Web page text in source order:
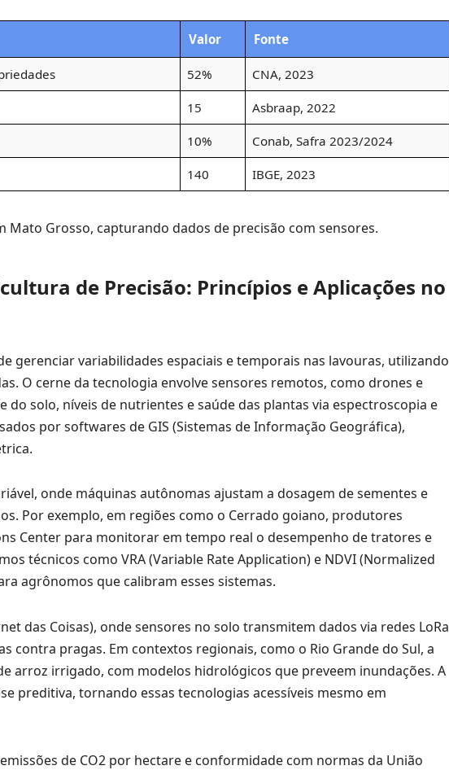
Valor Fonte
52% CNA, 2023
15 Asbraap, 2022
10% Conab, Safra 2023/2024
140 IBGE, 2023
Grosso, capturando dados de precisão com sensores.
de Precisão: Princípios e Aplicações no
gerenciar variabilidades espaciais e temporais nas lavouras, utilizando
O cerne da tecnologia envolve sensores remotos, como drones e
solo, níveis de nutrientes e saúde das plantas via espectroscopia e
por softwares de GIS (Sistemas de Informação Geográfica),
onde máquinas autônomas ajustam a dosagem de sementes e
Por exemplo, em regiões como o Cerrado goiano, produtores
Center para monitorar em tempo real o desempenho de tratores e
técnicos como VRA (Variable Rate Application) e NDVI (Normalized
agrônomos que calibram esses sistemas.
das Coisas), onde sensores no solo transmitem dados via redes LoRa
contra pragas. Em contextos regionais, como o Rio Grande do Sul, a
arroz irrigado, com modelos hidrológicos que preveem inundações. A
preditiva, tornando essas tecnologias acessíveis mesmo em
de CO2 por hectare e conformidade com normas da União